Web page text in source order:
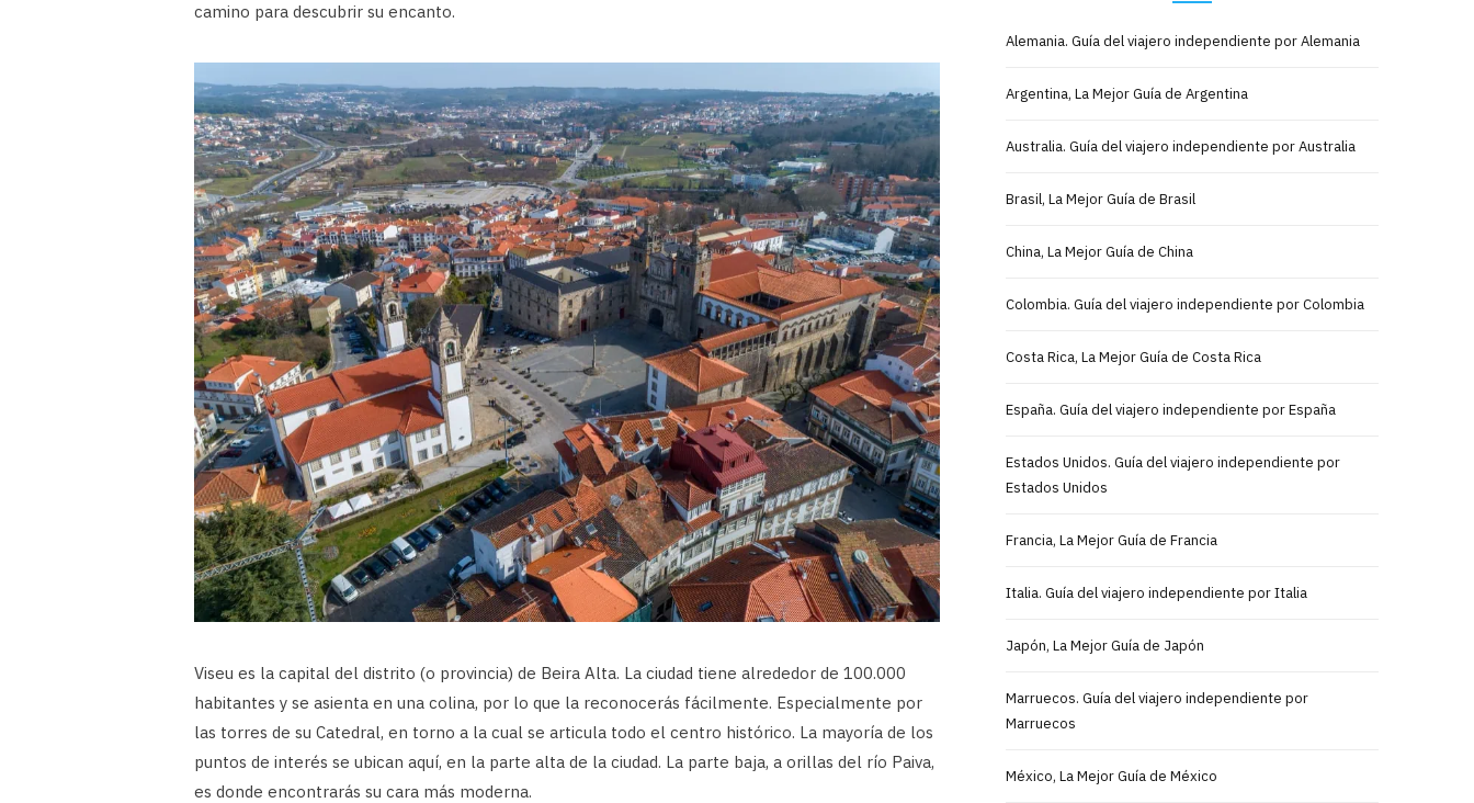
camino para descubrir su encanto.
Viseu es la capital del distrito (o provincia) de Beira Alta. La ciudad tiene alrededor de 100.000
habitantes y se asienta en una colina, por lo que la reconocerás fácilmente. Especialmente por
las torres de su Catedral, en torno a la cual se articula todo el centro histórico. La mayoría de los
puntos de interés se ubican aquí, en la parte alta de la ciudad. La parte baja, a orillas del río Paiva,
es donde encontrarás su cara más moderna.
Alemania. Guía del viajero independiente por Alemania
Argentina, La Mejor Guía de Argentina
Australia. Guía del viajero independiente por Australia
Brasil, La Mejor Guía de Brasil
China, La Mejor Guía de China
Colombia. Guía del viajero independiente por Colombia
Costa Rica, La Mejor Guía de Costa Rica
España. Guía del viajero independiente por España
Estados Unidos. Guía del viajero independiente por
Estados Unidos
Francia, La Mejor Guía de Francia
Italia. Guía del viajero independiente por Italia
Japón, La Mejor Guía de Japón
Marruecos. Guía del viajero independiente por
Marruecos
México, La Mejor Guía de México